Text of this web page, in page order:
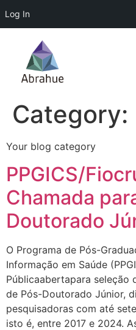
Log In
Category:
Your blog category
PPGICS/
Chamada
Doutorado
O Programa de Pós-
Informação em Saúde
Públicaabertapara seleção
de Pós-Doutorado Júnior,
pesquisadoras com até
isto é, entre 2017 e 2024.